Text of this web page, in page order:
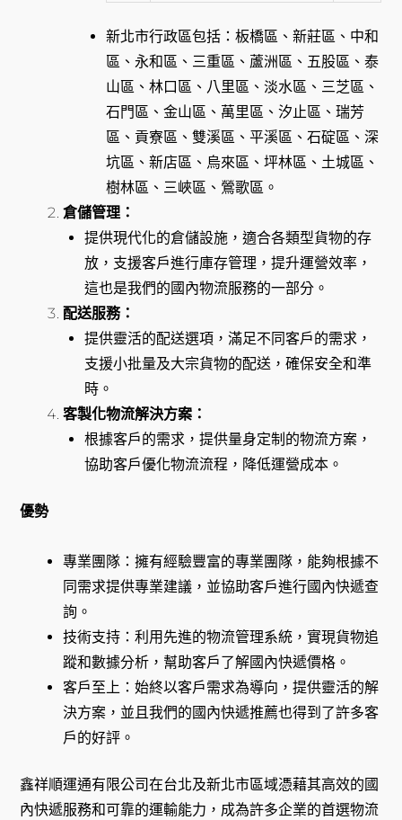
新北市行政區包括：板橋區、新莊區、中和
區、永和區、三重區、蘆洲區、五股區、泰
山區、林口區、八里區、淡水區、三芝區、
石門區、金山區、萬里區、汐止區、瑞芳
區、貢寮區、雙溪區、平溪區、石碇區、深
坑區、新店區、烏來區、坪林區、土城區、
樹林區、三峽區、鶯歌區。
倉儲管理：
提供現代化的倉儲設施，適合各類型貨物的存
放，支援客戶進行庫存管理，提升運營效率，
這也是我們的國內物流服務的一部分。
配送服務：
提供靈活的配送選項，滿足不同客戶的需求，
支援小批量及大宗貨物的配送，確保安全和準
時。
客製化物流解決方案：
根據客戶的需求，提供量身定制的物流方案，
協助客戶優化物流流程，降低運營成本。
優勢
專業團隊：擁有經驗豐富的專業團隊，能夠根據不
同需求提供專業建議，並協助客戶進行國內快遞查
詢。
技術支持：利用先進的物流管理系統，實現貨物追
蹤和數據分析，幫助客戶了解國內快遞價格。
客戶至上：始終以客戶需求為導向，提供靈活的解
決方案，並且我們的國內快遞推薦也得到了許多客
戶的好評。
鑫祥順運通有限公司在台北及新北市區域憑藉其高效的國
內快遞服務和可靠的運輸能力，成為許多企業的首選物流